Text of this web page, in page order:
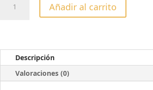
PEQUEÑA
GERMAN
cantidad
Añadir al carrito
Descripción
Valoraciones (0)